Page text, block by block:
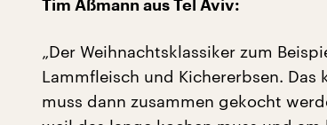
Tim Aßmann aus Tel Aviv:
„Der Weihnachtsklassiker zum
Lammfleisch und Kichererbsen.
muss dann zusammen gekocht